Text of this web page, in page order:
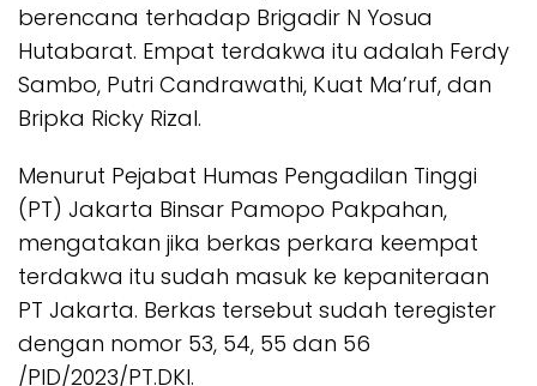
berencana terhadap Brigadir N Yosua
Hutabarat. Empat terdakwa itu adalah Ferdy
Sambo, Putri Candrawathi, Kuat Ma’ruf, dan
Bripka Ricky Rizal.
Menurut Pejabat Humas Pengadilan Tinggi
(PT) Jakarta Binsar Pamopo Pakpahan,
mengatakan jika berkas perkara keempat
terdakwa itu sudah masuk ke kepaniteraan
PT Jakarta. Berkas tersebut sudah teregister
dengan nomor 53, 54, 55 dan 56
/PID/2023/PT.DKI.